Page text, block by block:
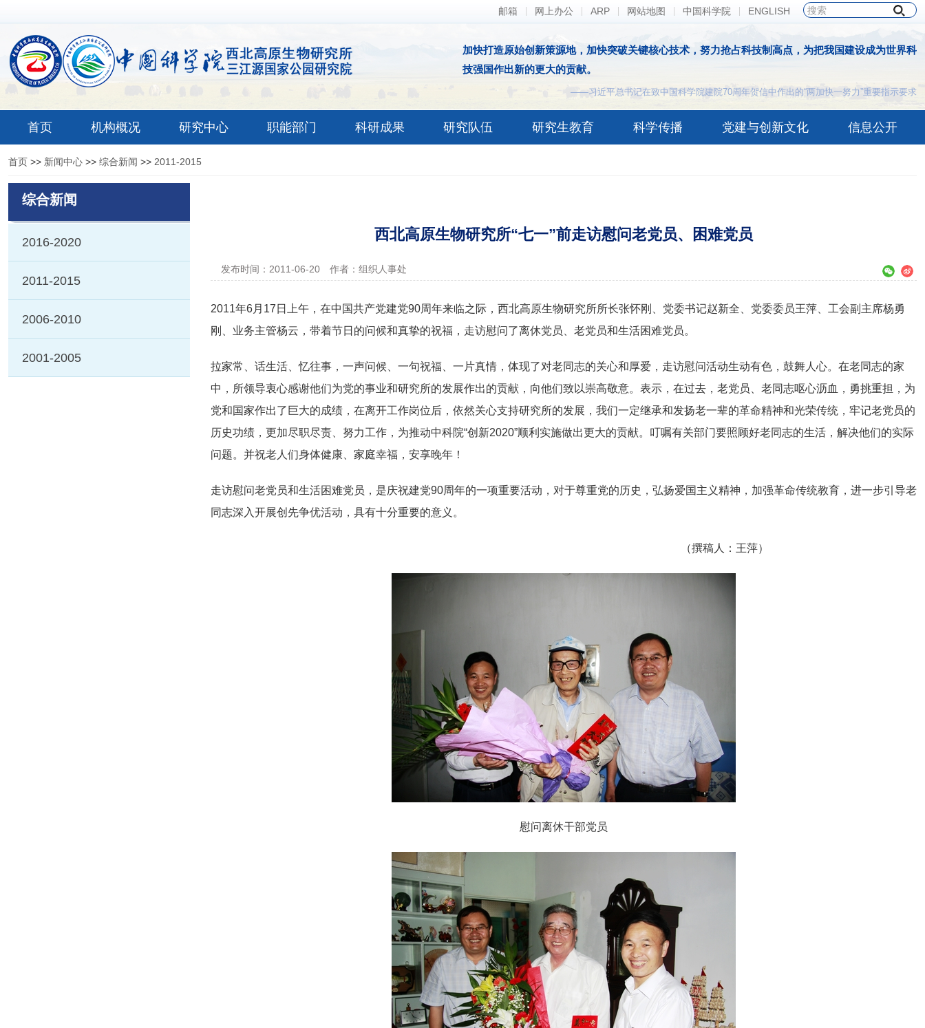
邮箱 网上办公 ARP 网站地图 中国科学院 ENGLISH
加快打造原始创新策源地，加快突破关键核心技术，努力抢占科技制高点，为把我国建设成为世界科
技强国作出新的更大的贡献。
——习近平总书记在致中国科学院建院70周年贺信中作出的“两加快一努力”重要指示要求
首页 机构概况 研究中心 职能部门 科研成果 研究队伍 研究生教育 科学传播 党建与创新文化 信息公开
首页 >> 新闻中心 >> 综合新闻 >> 2011-2015
综合新闻
2016-2020
2011-2015
2006-2010
2001-2005
西北高原生物研究所“七一”前走访慰问老党员、困难党员
发布时间：2011-06-20 作者：组织人事处
2011年6月17日上午，在中国共产党建党90周年来临之际，西北高原生物研究所所长张怀刚、党委书记赵新全、党委委员王萍、工会副主席杨勇
刚、业务主管杨云，带着节日的问候和真挚的祝福，走访慰问了离休党员、老党员和生活困难党员。
拉家常、话生活、忆往事，一声问候、一句祝福、一片真情，体现了对老同志的关心和厚爱，走访慰问活动生动有色，鼓舞人心。在老同志的家
中，所领导衷心感谢他们为党的事业和研究所的发展作出的贡献，向他们致以崇高敬意。表示，在过去，老党员、老同志呕心沥血，勇挑重担，为
党和国家作出了巨大的成绩，在离开工作岗位后，依然关心支持研究所的发展，我们一定继承和发扬老一辈的革命精神和光荣传统，牢记老党员的
历史功绩，更加尽职尽责、努力工作，为推动中科院“创新2020”顺利实施做出更大的贡献。叮嘱有关部门要照顾好老同志的生活，解决他们的实际
问题。并祝老人们身体健康、家庭幸福，安享晚年！
走访慰问老党员和生活困难党员，是庆祝建党90周年的一项重要活动，对于尊重党的历史，弘扬爱国主义精神，加强革命传统教育，进一步引导老
同志深入开展创先争优活动，具有十分重要的意义。
（撰稿人：王萍）
慰问离休干部党员